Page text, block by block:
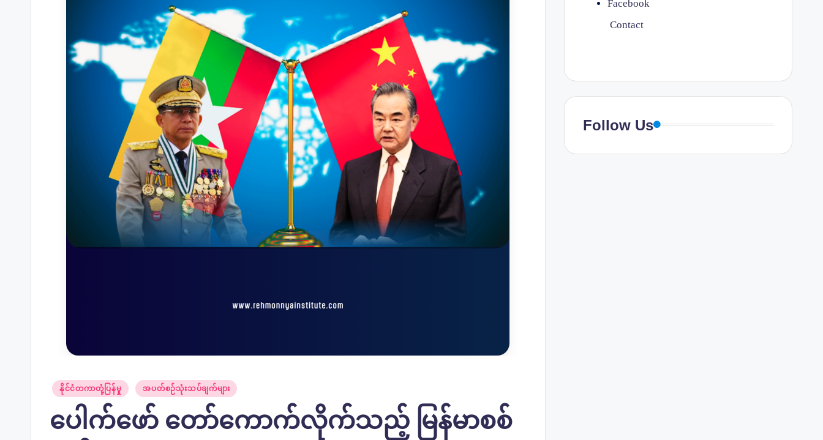
Posted
နိုင်ငံတကာတုံ့ပြန်မှု အပတ်စဉ်သုံးသပ်ချက်များ
ပေါက်ဖော် တော်ကောက်လိုက်သည့် မြန်မာစစ်
Facebook
Contact
Follow Us